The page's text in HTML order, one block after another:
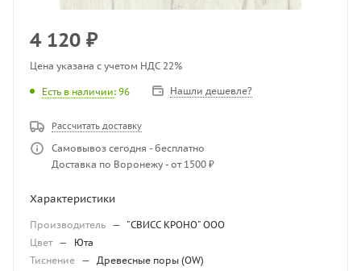
4 120 ₽
Цена указана с учетом НДС 22%
Есть в наличии: 96 Нашли дешевле?
Рассчитать доставку
Самовывоз сегодня - бесплатно
Доставка по Воронежу - от 1500 ₽
Характеристики
Производитель — "СВИСС КРОНО" ООО
Цвет —
Юта
Тиснение — Древесные поры (OW)